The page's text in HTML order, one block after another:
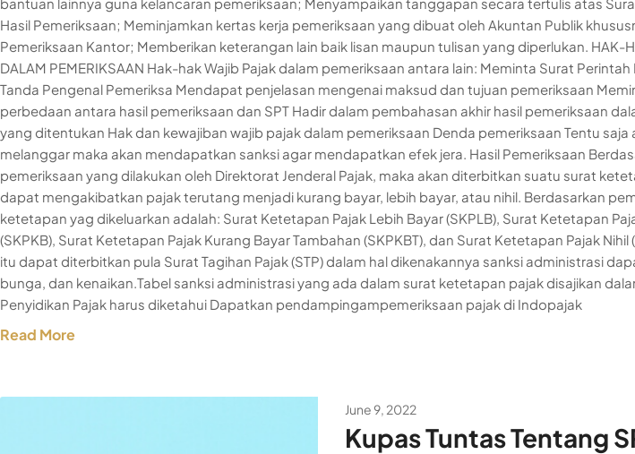
Hasil Pemeriksaan; Meminjamkan kertas kerja pemeriksaan yang dibuat oleh Akuntan Publik
Pemeriksaan Kantor; Memberikan keterangan lain baik lisan maupun tulisan yang diperlukan. HAK-
DALAM PEMERIKSAAN Hak-hak Wajib Pajak dalam pemeriksaan antara lain: Meminta Surat
Tanda Pengenal Pemeriksa Mendapat penjelasan mengenai maksud dan tujuan pemeriksaan
perbedaan antara hasil pemeriksaan dan SPT Hadir dalam pembahasan akhir hasil pemeriksaan
yang ditentukan Hak dan kewajiban wajib pajak dalam pemeriksaan Denda pemeriksaan Tentu saja
melanggar maka akan mendapatkan sanksi agar mendapatkan efek jera. Hasil Pemeriksaan
pemeriksaan yang dilakukan oleh Direktorat Jenderal Pajak, maka akan diterbitkan suatu surat
dapat mengakibatkan pajak terutang menjadi kurang bayar, lebih bayar, atau nihil. Berdasarkan
ketetapan yag dikeluarkan adalah: Surat Ketetapan Pajak Lebih Bayar (SKPLB), Surat Ketetapan
(SKPKB), Surat Ketetapan Pajak Kurang Bayar Tambahan (SKPKBT), dan Surat Ketetapan Pajak Nihil
itu dapat diterbitkan pula Surat Tagihan Pajak (STP) dalam hal dikenakannya sanksi administrasi
bunga, dan kenaikan.Tabel sanksi administrasi yang ada dalam surat ketetapan pajak disajikan
Penyidikan Pajak harus diketahui Dapatkan pendampingampemeriksaan pajak di Indopajak
Read More
June 9, 2022
Kupas Tuntas Tentang